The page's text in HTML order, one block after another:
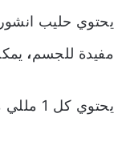
يحتوي حليب
مفيدة للجسم،
يحتوي كل 1 مللي منه على 1 سعر حراري.